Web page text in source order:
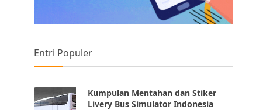
Entri Populer
Kumpulan Mentahan dan Stiker
Livery Bus Simulator Indonesia